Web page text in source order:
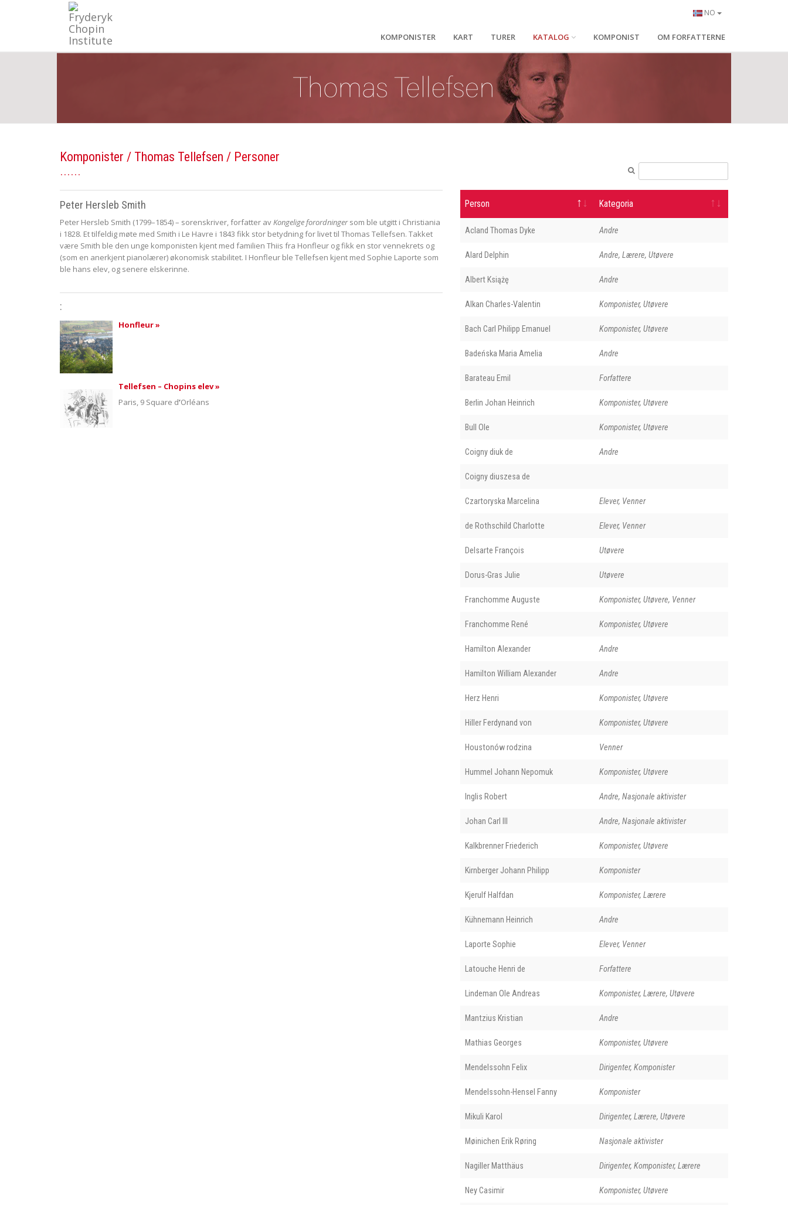
NO
KOMPONISTER KART TURER KATALOG KOMPONIST OM FORFATTERNE
Komponister / Thomas Tellefsen / Personer
Peter Hersleb Smith
Peter Hersleb Smith (1799–1854) – sorenskriver, forfatter avKongelige forordningersom ble utgitt i Christiania
i 1828. Et tilfeldig møte med Smith i Le Havre i 1843 fikk stor betydning for livet til Thomas Tellefsen. Takket
være Smith ble den unge komponisten kjent med familien Thiis fra Honfleur og fikk en stor vennekrets og
(som en anerkjent pianolærer) økonomisk stabilitet. I Honfleur ble Tellefsen kjent med Sophie Laporte som
ble hans elev, og senere elskerinne.
:
Honfleur »
Tellefsen – Chopins elev »
Paris, 9 Square d’Orléans
Person Kategoria
Acland Thomas Dyke Andre
Alard Delphin Andre, Lærere, Utøvere
Albert Książę Andre
Alkan Charles-Valentin Komponister, Utøvere
Bach Carl Philipp Emanuel Komponister, Utøvere
Badeńska Maria Amelia Andre
Barateau Emil Forfattere
Berlin Johan Heinrich Komponister, Utøvere
Bull Ole Komponister, Utøvere
Coigny diuk de Andre
Coigny diuszesa de
Czartoryska Marcelina Elever, Venner
de Rothschild Charlotte Elever, Venner
Delsarte François Utøvere
Dorus-Gras Julie Utøvere
Franchomme Auguste Komponister, Utøvere, Venner
Franchomme René Komponister, Utøvere
Hamilton Alexander Andre
Hamilton William Alexander Andre
Herz Henri Komponister, Utøvere
Hiller Ferdynand von Komponister, Utøvere
Houstonów rodzina Venner
Hummel Johann Nepomuk Komponister, Utøvere
Inglis Robert Andre, Nasjonale aktivister
Johan Carl III Andre, Nasjonale aktivister
Kalkbrenner Friederich Komponister, Utøvere
Kirnberger Johann Philipp Komponister
Kjerulf Halfdan Komponister, Lærere
Kühnemann Heinrich Andre
Laporte Sophie Elever, Venner
Latouche Henri de Forfattere
Lindeman Ole Andreas Komponister, Lærere, Utøvere
Mantzius Kristian Andre
Mathias Georges Komponister, Utøvere
Mendelssohn Felix Dirigenter, Komponister
Mendelssohn-Hensel Fanny Komponister
Mikuli Karol Dirigenter, Lærere, Utøvere
Møinichen Erik Røring Nasjonale aktivister
Nagiller Matthäus Dirigenter, Komponister, Lærere
Ney Casimir Komponister, Utøvere